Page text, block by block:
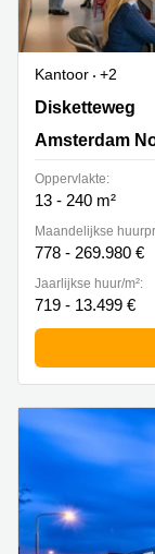
Kantoor
+2
Disketteweg 14,
Disketteweg
Amsterdam
Oppervlakte:
13 - 240 m²
Maandelijkse
778 - 269.980 €
Jaarlijkse huur/m²:
719 - 13.499 €